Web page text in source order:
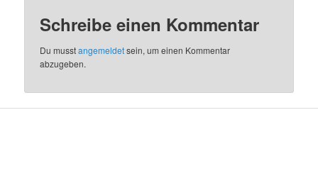
Schreibe einen Kommentar
Du musstangemeldetsein, um einen Kommentar
abzugeben.